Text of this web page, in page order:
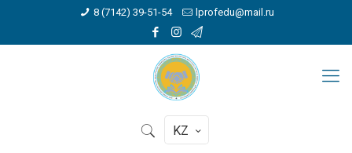
8 (7142) 39-51-54 lprofedu@mail.ru
KZ